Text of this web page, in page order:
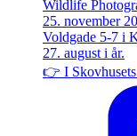
👉 I